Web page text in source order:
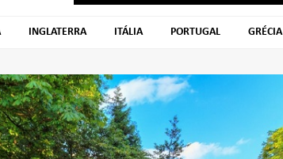
INGLATERRA ITÁLIA PORTUGAL GRÉCIA